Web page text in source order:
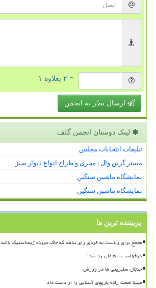
= ۲ بعلاوه ۱
ارسال نظر به انجمن
لینک دوستان انجمن گلف
تبلیغات انتخابات مجلس
مستر گرین وال | مجری و طراح انواع دیوار سبز
نمایشگاه ماشین سنگین
نمایشگاه ماشین سنگین
پربیننده ترین ها
مجمع برای ریاست به فردی رای بدهد که خاک خورده ژیمناستیک باشد
درخواست تیم ملی رد شد!
جنجال سلبریتی ها در ورزش
مبینا نعمت زاده بازیهای آسیایی را از دست داد